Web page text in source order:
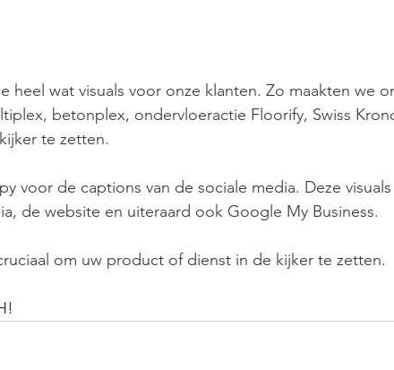
heel wat visuals voor onze klanten. Zo maakten we
betonplex, ondervloeractie Floorify, Swiss
te zetten.
voor de captions van de sociale media. Deze
de website en uiteraard ook Google My Business.
om uw product of dienst in de kijker te zetten.